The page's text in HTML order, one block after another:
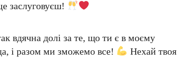
заслуговуєш!
вдячна долі за те, що ти є в моєму
і разом ми зможемо все!
Нехай твоя